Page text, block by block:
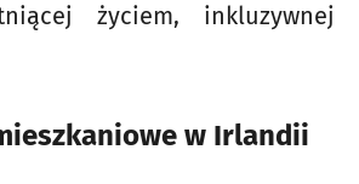
życiem, inkluzywnej
w Irlandii